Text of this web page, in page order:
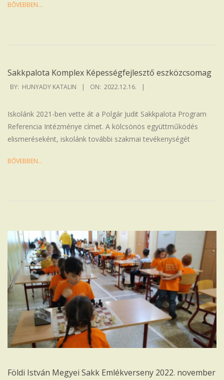
BŐVEBBEN…
Sakkpalota Komplex Képességfejlesztő eszközcsomag
2022-
16
BY: HUNYADY KATALIN ON: 2022.12.16.
Iskolánk 2021-ben vette át a Polgár Judit Sakkpalota Program
Referencia Intézménye címet. A kölcsönös együttműködés
elismeréseként, iskolánk további szakmai tevékenységét
BŐVEBBEN…
Földi István Megyei Sakk Emlékverseny 2022. november